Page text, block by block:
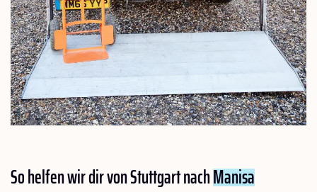
So helfen wir dir von Stuttgart nachManisa